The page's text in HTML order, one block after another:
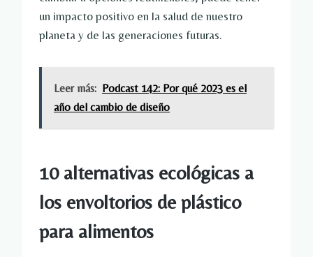
un impacto positivo en la salud de nuestro
planeta y de las generaciones futuras.
Leer más: Podcast 142: Por qué 2023 es el
año del cambio de diseño
10 alternativas ecológicas a
los envoltorios de plástico
para alimentos